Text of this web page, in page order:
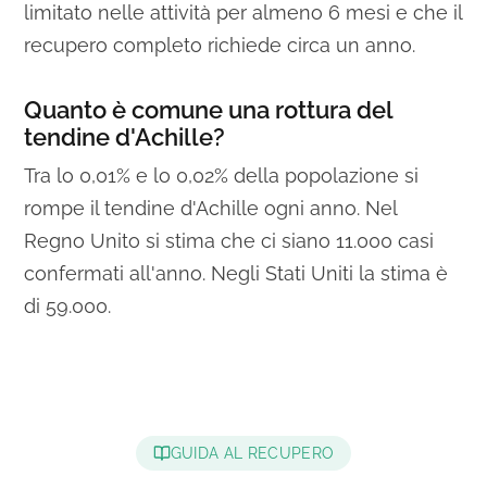
limitato nelle attività per almeno 6 mesi e che il
recupero completo richiede circa un anno.
Quanto è comune una rottura del
tendine d'Achille?
Tra lo 0,01% e lo 0,02% della popolazione si
rompe il tendine d'Achille ogni anno. Nel
Regno Unito si stima che ci siano 11.000 casi
confermati all'anno. Negli Stati Uniti la stima è
di 59.000.
GUIDA AL RECUPERO